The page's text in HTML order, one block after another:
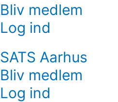
Bliv medlem
Log ind
SATS Aarhus
Bliv medlem
Log ind